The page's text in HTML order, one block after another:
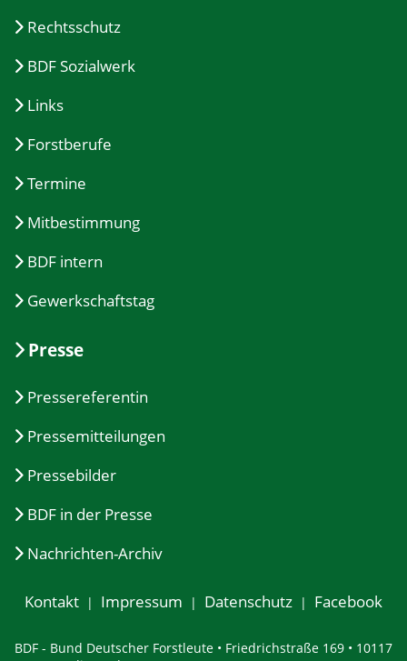
Rechtsschutz
BDF Sozialwerk
Links
Forstberufe
Termine
Mitbestimmung
BDF intern
Gewerkschaftstag
Presse
Pressereferentin
Pressemitteilungen
Pressebilder
BDF in der Presse
Nachrichten-Archiv
Kontakt Impressum Datenschutz Facebook
BDF - Bund Deutscher Forstleute • Friedrichstraße 169 • 10117